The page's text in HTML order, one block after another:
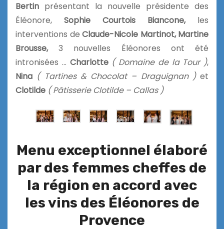
Bertin présentant la nouvelle présidente des
Éléonore, Sophie Courtois Biancone, les
interventions de Claude-Nicole Martinot, Martine
Brousse,3 nouvelles Éléonores ont été
intronisées … Charlotte ( Domaine de la Tour ),
Nina ( Tartines & Chocolat – Draguignan )et
Clotilde ( Pâtisserie Clotilde – Callas )
Menu exceptionnel élaboré
par des femmes cheffes de
la région en accord avec
les vins des Éléonores de
Provence